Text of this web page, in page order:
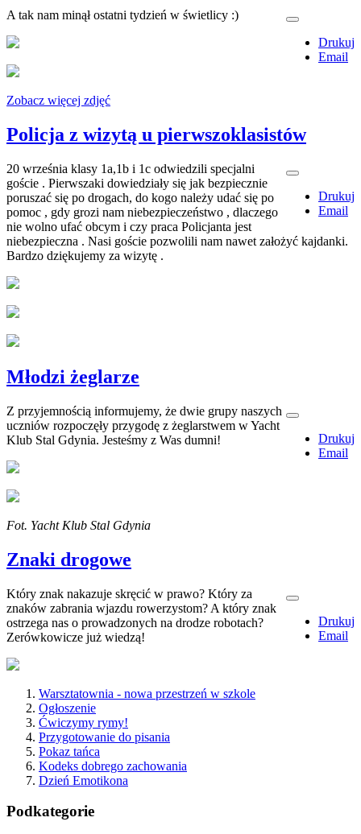
Drukuj
Email
A tak nam minął ostatni tydzień w świetlicy :)
Zobacz więcej zdjęć
Policja z wizytą u pierwszoklasistów
Drukuj
Email
20 września klasy 1a,1b i 1c odwiedzili specjalni
goście . Pierwszaki dowiedziały się jak bezpiecznie
poruszać się po drogach, do kogo należy udać się po
pomoc , gdy grozi nam niebezpieczeństwo , dlaczego
nie wolno ufać obcym i czy praca Policjanta jest
niebezpieczna . Nasi goście pozwolili nam nawet założyć kajdanki.
Bardzo dziękujemy za wizytę .
Młodzi żeglarze
Drukuj
Email
Z przyjemnością informujemy, że dwie grupy naszych
uczniów rozpoczęły przygodę z żeglarstwem w Yacht
Klub Stal Gdynia. Jesteśmy z Was dumni!
Fot. Yacht Klub Stal Gdynia
Znaki drogowe
Drukuj
Email
Który znak nakazuje skręcić w prawo? Który za
znaków zabrania wjazdu rowerzystom? A który znak
ostrzega nas o prowadzonych na drodze robotach?
Zerówkowicze już wiedzą!
Warsztatownia - nowa przestrzeń w szkole
Ogłoszenie
Ćwiczymy rymy!
Przygotowanie do pisania
Pokaz tańca
Kodeks dobrego zachowania
Dzień Emotikona
Podkategorie